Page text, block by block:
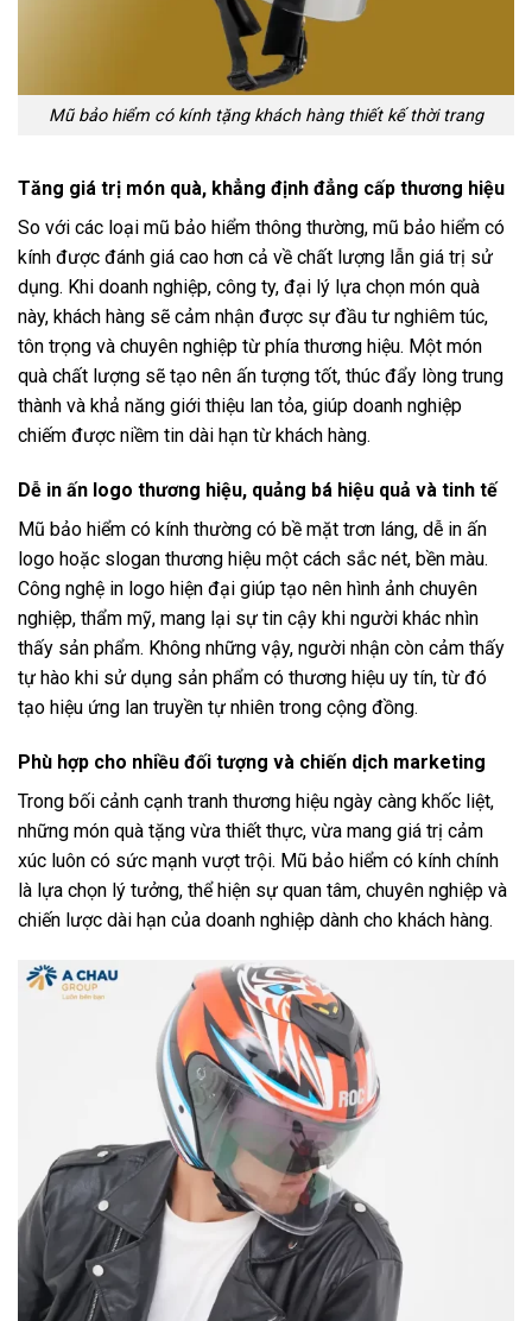
Mũ bảo hiểm có kính tặng khách hàng thiết kế thời trang
Tăng giá trị món quà, khẳng định đẳng cấp thương hiệu
So với các loại mũ bảo hiểm thông thường, mũ bảo hiểm có
kính được đánh giá cao hơn cả về chất lượng lẫn giá trị sử
dụng. Khi doanh nghiệp, công ty, đại lý lựa chọn món quà
này, khách hàng sẽ cảm nhận được sự đầu tư nghiêm túc,
tôn trọng và chuyên nghiệp từ phía thương hiệu. Một món
quà chất lượng sẽ tạo nên ấn tượng tốt, thúc đẩy lòng trung
thành và khả năng giới thiệu lan tỏa, giúp doanh nghiệp
chiếm được niềm tin dài hạn từ khách hàng.
Dễ in ấn logo thương hiệu, quảng bá hiệu quả và tinh tế
Mũ bảo hiểm có kính thường có bề mặt trơn láng, dễ in ấn
logo hoặc slogan thương hiệu một cách sắc nét, bền màu.
Công nghệ in logo hiện đại giúp tạo nên hình ảnh chuyên
nghiệp, thẩm mỹ, mang lại sự tin cậy khi người khác nhìn
thấy sản phẩm. Không những vậy, người nhận còn cảm thấy
tự hào khi sử dụng sản phẩm có thương hiệu uy tín, từ đó
tạo hiệu ứng lan truyền tự nhiên trong cộng đồng.
Phù hợp cho nhiều đối tượng và chiến dịch marketing
Trong bối cảnh cạnh tranh thương hiệu ngày càng khốc liệt,
những món quà tặng vừa thiết thực, vừa mang giá trị cảm
xúc luôn có sức mạnh vượt trội. Mũ bảo hiểm có kính chính
là lựa chọn lý tưởng, thể hiện sự quan tâm, chuyên nghiệp và
chiến lược dài hạn của doanh nghiệp dành cho khách hàng.